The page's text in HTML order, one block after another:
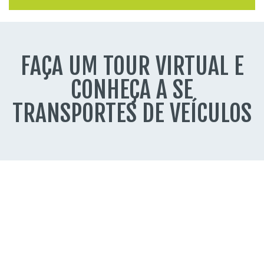
FAÇA UM TOUR VIRTUAL E
CONHEÇA A SE
TRANSPORTES DE VEÍCULOS